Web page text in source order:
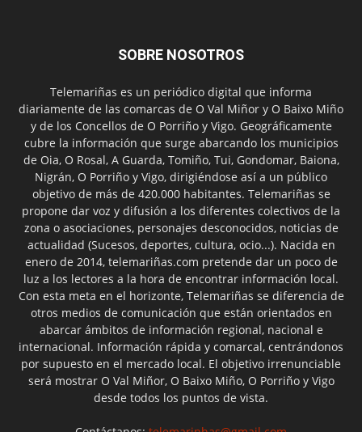
SOBRE NOSOTROS
Telemariñas es un periódico digital que informa
diariamente de las comarcas de O Val Miñor y O Baixo Miño
y de los Concellos de O Porriño y Vigo. Geográficamente
cubre la información que surge abarcando los municipios
de Oia, O Rosal, A Guarda, Tomiño, Tui, Gondomar, Baiona,
Nigrán, O Porriño y Vigo, dirigiéndose así a un público
objetivo de más de 420.000 habitantes. Telemariñas se
propone dar voz y difusión a los diferentes colectivos de la
zona o asociaciones, personajes desconocidos, noticias de
actualidad (Sucesos, deportes, cultura, ocio...). Nacida en
enero de 2014, telemariñas.com pretende dar un poco de
luz a los lectores a la hora de encontrar información local.
Con esta meta en el horizonte, Telemariñas se diferencia de
otros medios de comunicación que están orientados en
abarcar ámbitos de información regional, nacional e
internacional. Información rápida y comarcal, centrándonos
por supuesto en el mercado local. El objetivo irrenunciable
será mostrar O Val Miñor, O Baixo Miño, O Porriño y Vigo
desde todos los puntos de vista.